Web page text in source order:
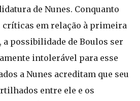
de Nunes. Conquanto
críticas em relação à primeira
a possibilidade de Boulos ser
intolerável para esse
a Nunes acreditam que seu
entre ele e os